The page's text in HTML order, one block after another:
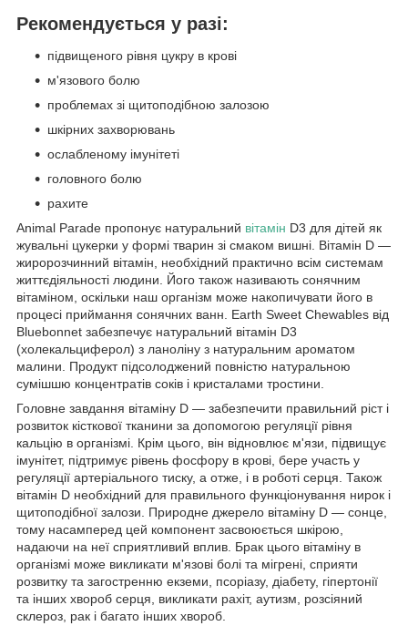
Рекомендується у разі:
підвищеного рівня цукру в крові
м'язового болю
проблемах зі щитоподібною залозою
шкірних захворювань
ослабленому імунітеті
головного болю
рахите
Animal Parade пропонує натуральний вітамін D3 для дітей як
жувальні цукерки у формі тварин зі смаком вишні. Вітамін D —
жиророзчинний вітамін, необхідний практично всім системам
життєдіяльності людини. Його також називають сонячним
вітаміном, оскільки наш організм може накопичувати його в
процесі приймання сонячних ванн. Earth Sweet Chewables від
Bluebonnet забезпечує натуральний вітамін D3
(холекальциферол) з ланоліну з натуральним ароматом
малини. Продукт підсолоджений повністю натуральною
сумішшю концентратів соків і кристалами тростини.
Головне завдання вітаміну D — забезпечити правильний ріст і
розвиток кісткової тканини за допомогою регуляції рівня
кальцію в організмі. Крім цього, він відновлює м'язи, підвищує
імунітет, підтримує рівень фосфору в крові, бере участь у
регуляції артеріального тиску, а отже, і в роботі серця. Також
вітамін D необхідний для правильного функціонування нирок і
щитоподібної залози. Природне джерело вітаміну D — сонце,
тому насамперед цей компонент засвоюється шкірою,
надаючи на неї сприятливий вплив. Брак цього вітаміну в
організмі може викликати м'язові болі та мігрені, сприяти
розвитку та загостренню екземи, псоріазу, діабету, гіпертонії
та інших хвороб серця, викликати рахіт, аутизм, розсіяний
склероз, рак і багато інших хвороб.